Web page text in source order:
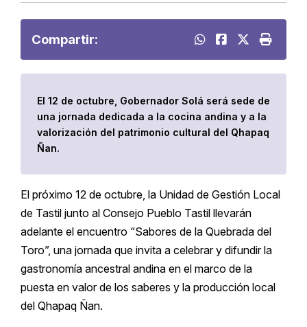
Compartir:
El 12 de octubre, Gobernador Solá será sede de
una jornada dedicada a la cocina andina y a la
valorización del patrimonio cultural del Qhapaq
Ñan.
El próximo 12 de octubre, la Unidad de Gestión Local
de Tastil junto al Consejo Pueblo Tastil llevarán
adelante el encuentro “Sabores de la Quebrada del
Toro”, una jornada que invita a celebrar y difundir la
gastronomía ancestral andina en el marco de la
puesta en valor de los saberes y la producción local
del Qhapaq Ñan.